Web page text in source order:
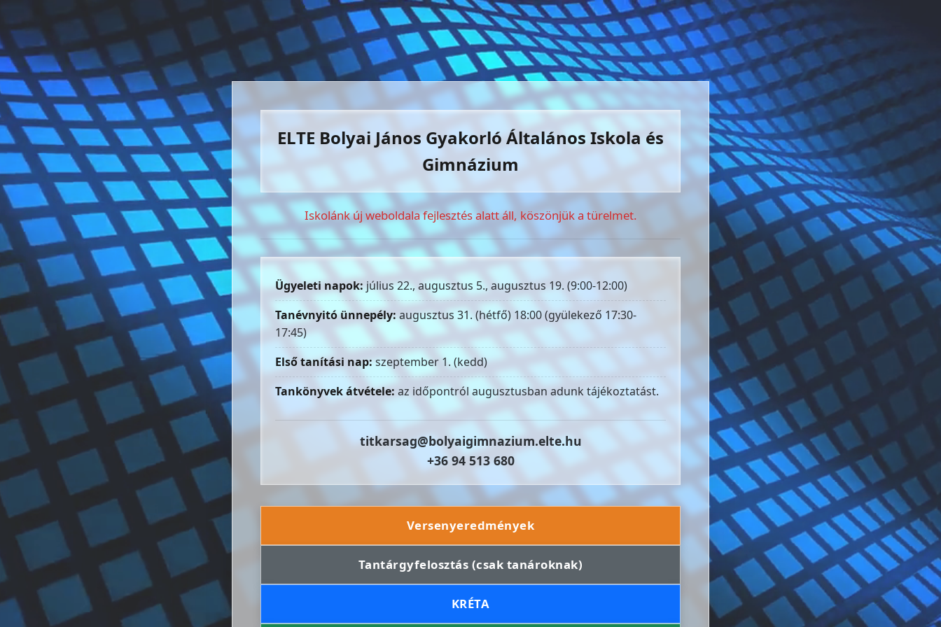
ELTE Bolyai János Gyakorló Általános Iskola és
Gimnázium
Iskolánk új weboldala fejlesztés alatt áll, köszönjük a türelmet.
Ügyeleti napok:július 22., augusztus 5., augusztus 19. (9:00-12:00)
Tanévnyitó ünnepély: augusztus 31. (hétfő) 18:00 (gyülekező 17:30-
17:45)
Első tanítási nap:szeptember 1. (kedd)
Tankönyvek átvétele: az időpontról augusztusban adunk tájékoztatást.
titkarsag@bolyaigimnazium.elte.hu
+36 94 513 680
Versenyeredmények
Tantárgyfelosztás (csak tanároknak)
KRÉTA